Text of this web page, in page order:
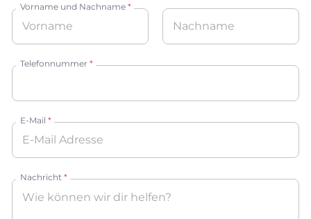
Vorname und Nachname *
Vorname
Nachname
Telefonnummer *
E-Mail *
Nachricht *